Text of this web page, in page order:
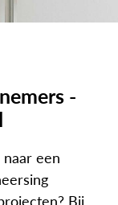
-
een
Bij